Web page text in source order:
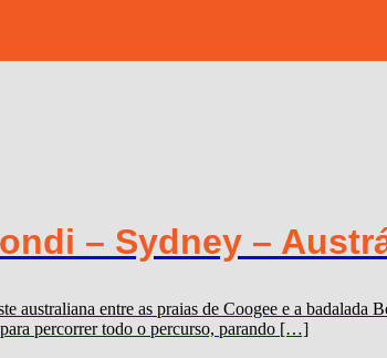
– Sydney –
australiana entre as praias de Coogee e a
percorrer todo o percurso, parando […]